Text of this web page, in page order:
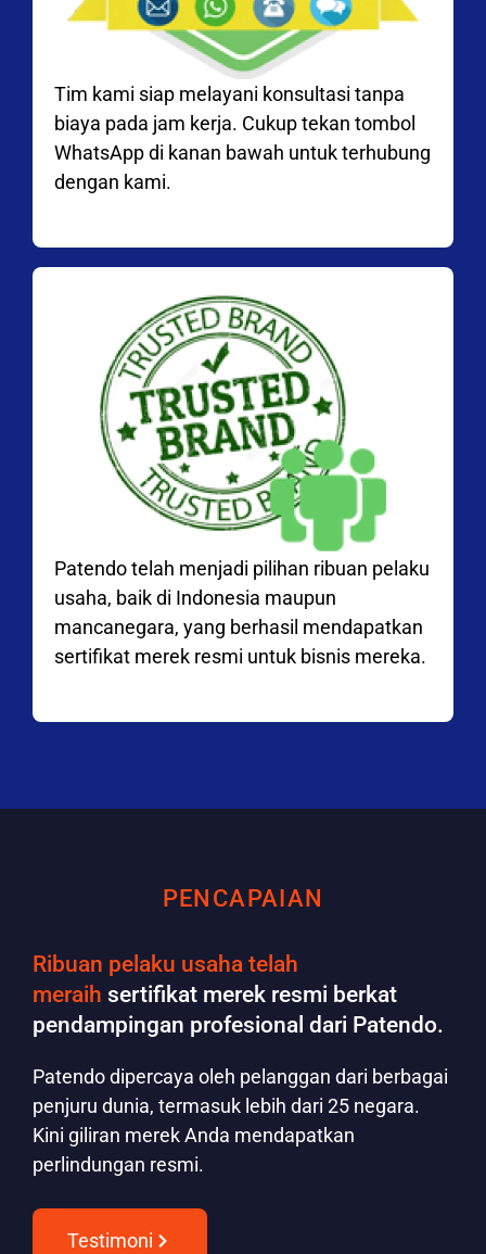
Tim kami siap melayani konsultasi tanpa
biaya pada jam kerja. Cukup tekan tombol
WhatsApp di kanan bawah untuk terhubung
dengan kami.
Patendo telah menjadi pilihan ribuan pelaku
usaha, baik di Indonesia maupun
mancanegara, yang berhasil mendapatkan
sertifikat merek resmi untuk bisnis mereka.
PENCAPAIAN
Ribuan pelaku usaha telah
meraih sertifikat merek resmi berkat
pendampingan profesional dari Patendo.
Patendo dipercaya oleh pelanggan dari berbagai
penjuru dunia, termasuk lebih dari 25 negara.
Kini giliran merek Anda mendapatkan
perlindungan resmi.
Testimoni